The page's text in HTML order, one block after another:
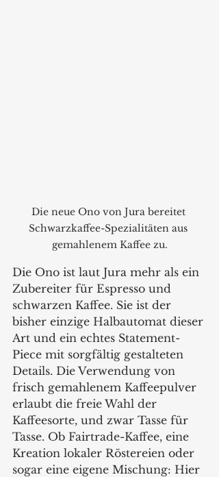
Die neue Ono von Jura bereitet
Schwarzkaffee-Spezialitäten aus
gemahlenem Kaffee zu.
Die Ono ist laut Jura mehr als ein
Zubereiter für Espresso und
schwarzen Kaffee. Sie ist der
bisher einzige Halbautomat dieser
Art und ein echtes Statement-
Piece mit sorgfältig gestalteten
Details. Die Verwendung von
frisch gemahlenem Kaffeepulver
erlaubt die freie Wahl der
Kaffeesorte, und zwar Tasse für
Tasse. Ob Fairtrade-Kaffee, eine
Kreation lokaler Röstereien oder
sogar eine eigene Mischung: Hier